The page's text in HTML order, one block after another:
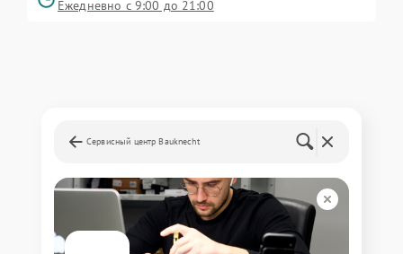
Ежедневно с 9:00 до 21:00
Сервисный центр Bauknecht